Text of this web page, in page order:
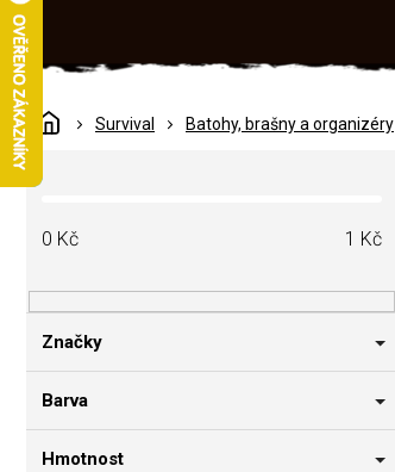
DomůSurvival Batohy, brašny a organizéry
P
o
a
n
í
a
0 Kč 1 Kč
Značky
Barva
Hmotnost